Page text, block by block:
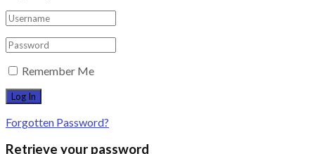
Remember Me
Forgotten Password?
Retrieve your password